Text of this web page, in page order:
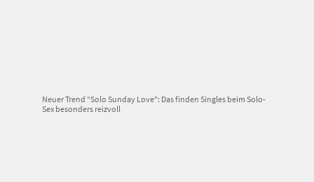
Neuer Trend "Solo Sunday Love": Das finden Singles beim Solo-
Sex besonders reizvoll